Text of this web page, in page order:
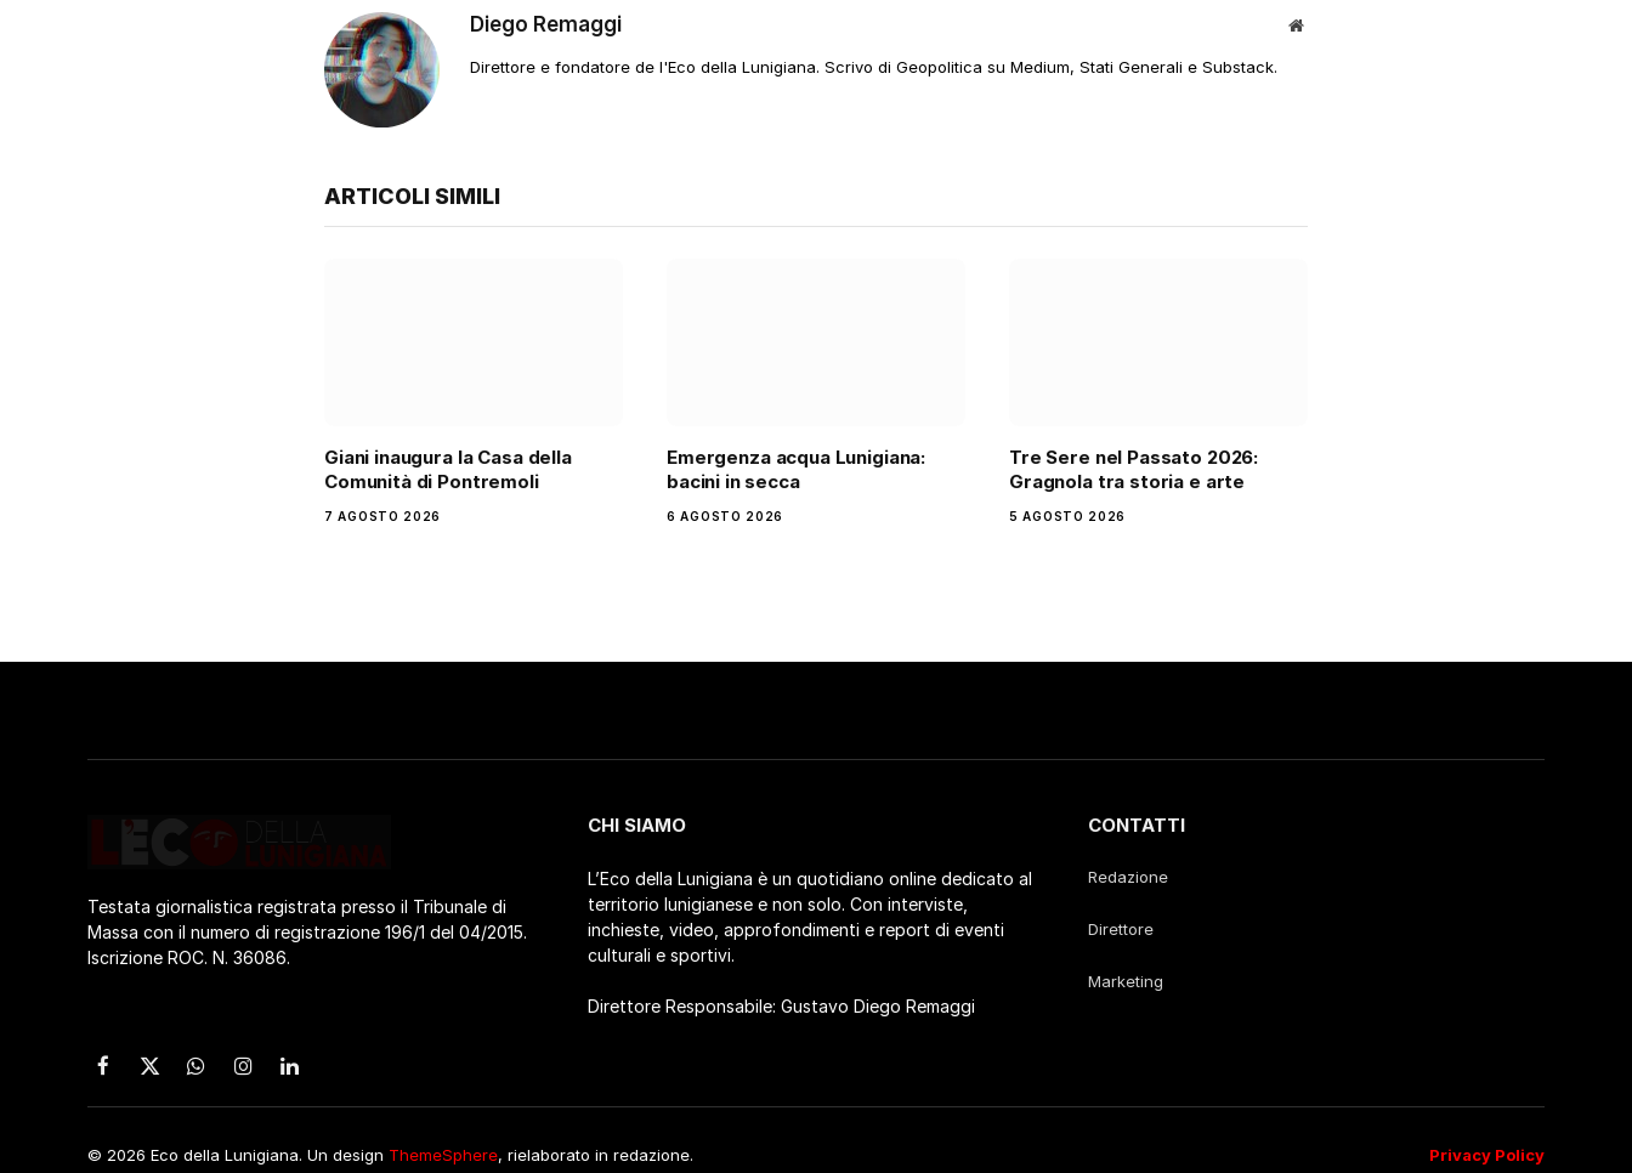
Diego Remaggi
Sito
Direttore e fondatore de l'Eco della Lunigiana. Scrivo di Geopolitica su Medium, Stati Generali e Substack.
ARTICOLI SIMILI
Giani inaugura la Casa della
Comunità di Pontremoli
7 AGOSTO 2026
Emergenza acqua Lunigiana:
bacini in secca
6 AGOSTO 2026
Tre Sere nel Passato 2026:
Gragnola tra storia e arte
5 AGOSTO 2026
Testata giornalistica registrata presso il Tribunale di
Massa con il numero di registrazione 196/1 del 04/2015.
Iscrizione ROC. N. 36086.
CHI SIAMO
L’Eco della Lunigiana è un quotidiano online dedicato al
territorio lunigianese e non solo. Con interviste,
inchieste, video, approfondimenti e report di eventi
culturali e sportivi.
Direttore Responsabile: Gustavo Diego Remaggi
CONTATTI
Redazione
Direttore
Marketing
Facebook
X
(Twitter)
WhatsApp
Instagram
LinkedIn
© 2026 Eco della Lunigiana. Un design ThemeSphere, rielaborato in redazione. Privacy Policy